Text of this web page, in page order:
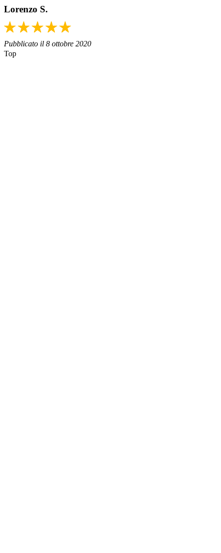
Lorenzo S.
Pubblicato il 8 ottobre 2020
Top